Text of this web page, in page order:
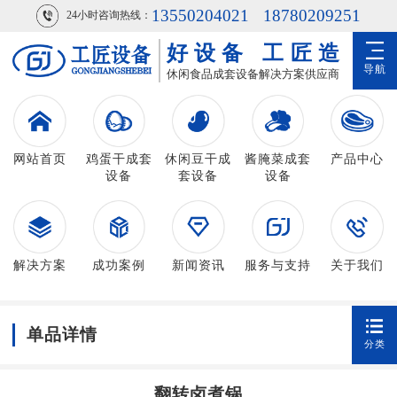
24小时咨询热线： 13550204021 18780209251
好设备 工匠造
休闲食品成套设备解决方案供应商 导航
网站首页
鸡蛋干成套
设备
休闲豆干成
套设备
酱腌菜成套
设备
产品中心
解决方案 成功案例 新闻资讯 服务与支持 关于我们
单品详情
分类